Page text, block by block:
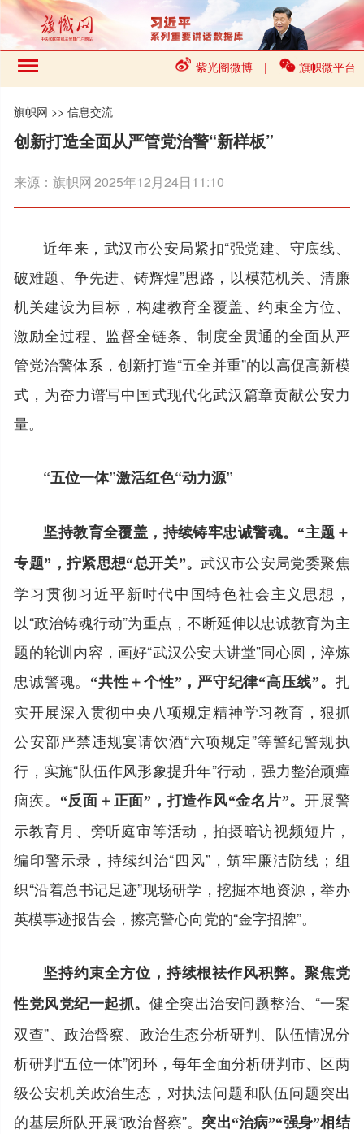
紫光阁微博 | 旗帜微平台
旗帜网 >>信息交流
创新打造全面从严管党治警“新样板”
来源：旗帜网2025年12月24日11:10
近年来，武汉市公安局紧扣“强党建、守底线、
破难题、争先进、铸辉煌”思路，以模范机关、清廉
机关建设为目标，构建教育全覆盖、约束全方位、
激励全过程、监督全链条、制度全贯通的全面从严
管党治警体系，创新打造“五全并重”的以高促高新模
式，为奋力谱写中国式现代化武汉篇章贡献公安力
量。
“五位一体”激活红色“动力源”
坚持教育全覆盖，持续铸牢忠诚警魂。 “主题＋
专题”，拧紧思想“总开关”。武汉市公安局党委聚焦
学习贯彻习近平新时代中国特色社会主义思想，
以“政治铸魂行动”为重点，不断延伸以忠诚教育为主
题的轮训内容，画好“武汉公安大讲堂”同心圆，淬炼
忠诚警魂。
“共性＋个性”，严守纪律“高压线”。 扎
实开展深入贯彻中央八项规定精神学习教育，狠抓
公安部严禁违规宴请饮酒“六项规定”等警纪警规执
行，实施“队伍作风形象提升年”行动，强力整治顽瘴
痼疾。
“反面＋正面”，打造作风“金名片”。开展警
示教育月、旁听庭审等活动，拍摄暗访视频短片，
编印警示录，持续纠治“四风”，筑牢廉洁防线；组
织“沿着总书记足迹”现场研学，挖掘本地资源，举办
英模事迹报告会，擦亮警心向党的“金字招牌”。
坚持约束全方位，持续根祛作风积弊。 聚焦党
性党风党纪一起抓。 健全突出治安问题整治、“一案
双查”、政治督察、政治生态分析研判、队伍情况分
析研判“五位一体”闭环，每年全面分析研判市、区两
级公安机关政治生态，对执法问题和队伍问题突出
的基层所队开展“政治督察”。
突出“治病”“强身”相结